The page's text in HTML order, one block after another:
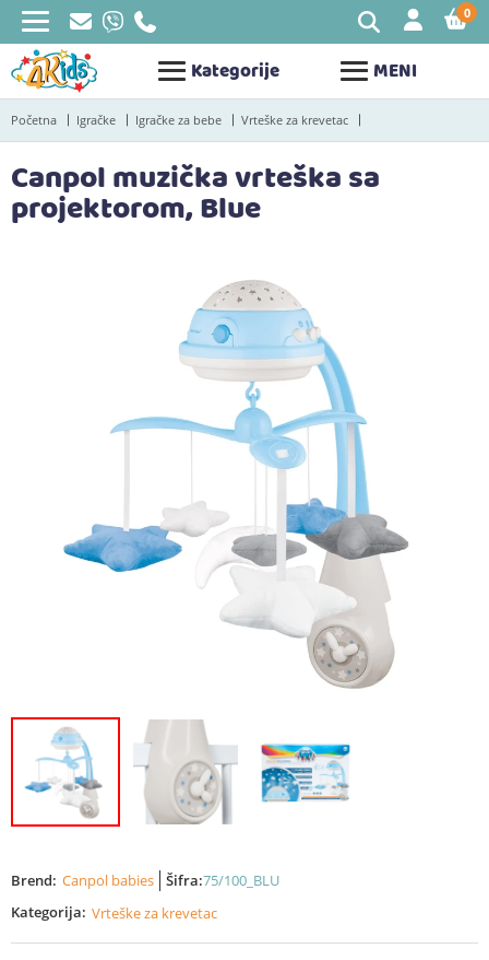
Kategorije MENI
0
Početna Igračke Igračke za bebe Vrteške za krevetac
Canpol muzička vrteška sa
projektorom, Blue
Brend: Canpol babies Šifra:75/100_BLU
Kategorija: Vrteške za krevetac